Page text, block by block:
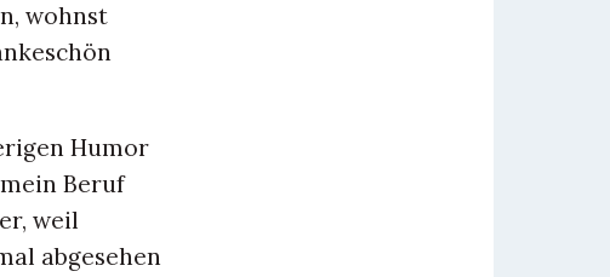
wohnst
Humor
Beruf
weil
abgesehen